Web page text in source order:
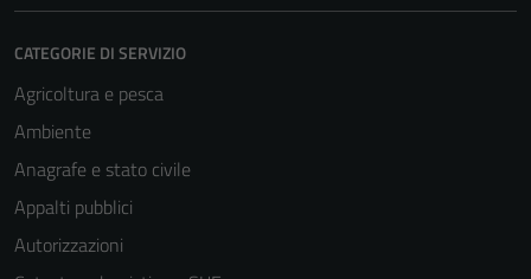
CATEGORIE DI SERVIZIO
Agricoltura e pesca
Ambiente
Anagrafe e stato civile
Appalti pubblici
Autorizzazioni